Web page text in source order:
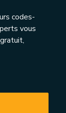
codes-
vous